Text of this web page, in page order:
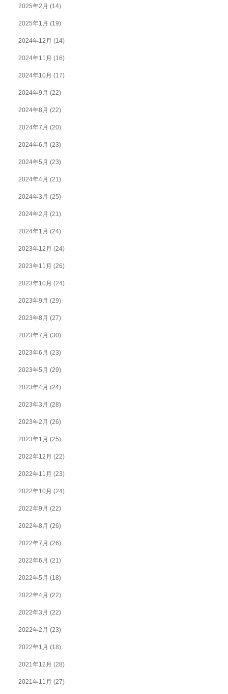
2025年2月 (14)
2025年1月 (19)
2024年12月 (14)
2024年11月 (16)
2024年10月 (17)
2024年9月 (22)
2024年8月 (22)
2024年7月 (20)
2024年6月 (23)
2024年5月 (23)
2024年4月 (21)
2024年3月 (25)
2024年2月 (21)
2024年1月 (24)
2023年12月 (24)
2023年11月 (26)
2023年10月 (24)
2023年9月 (29)
2023年8月 (27)
2023年7月 (30)
2023年6月 (23)
2023年5月 (29)
2023年4月 (24)
2023年3月 (28)
2023年2月 (26)
2023年1月 (25)
2022年12月 (22)
2022年11月 (23)
2022年10月 (24)
2022年9月 (22)
2022年8月 (26)
2022年7月 (26)
2022年6月 (21)
2022年5月 (18)
2022年4月 (22)
2022年3月 (22)
2022年2月 (23)
2022年1月 (18)
2021年12月 (28)
2021年11月 (27)